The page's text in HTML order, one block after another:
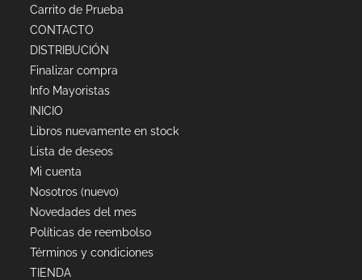
Carrito de Prueba
CONTACTO
DISTRIBUCIÓN
Finalizar compra
Info Mayoristas
INICIO
Libros nuevamente en stock
Lista de deseos
Mi cuenta
Nosotros (nuevo)
Novedades del mes
Políticas de reembolso
Términos y condiciones
TIENDA